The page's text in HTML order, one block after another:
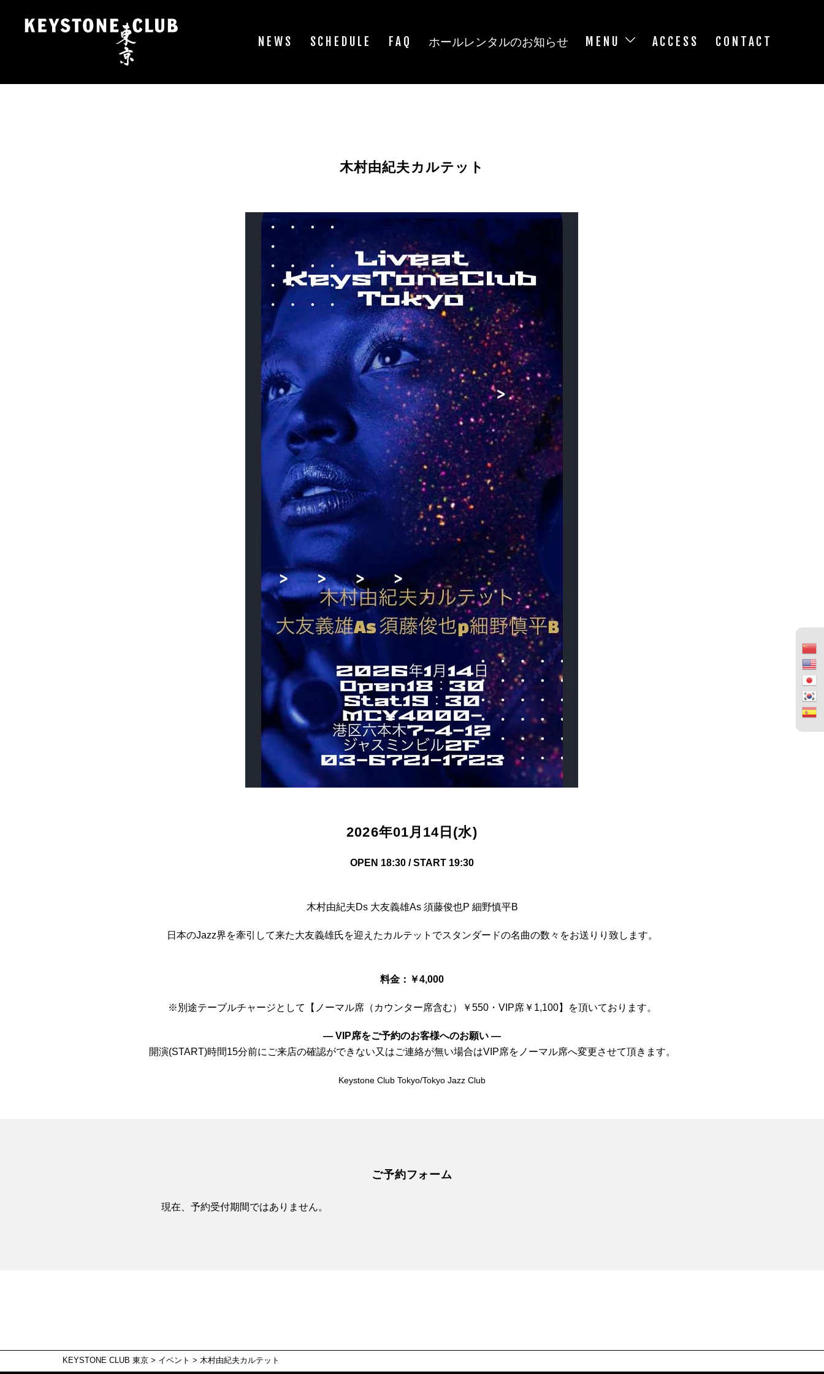
へ
NEWS SCHEDULE FAQ ホールレンタルのお知らせ MENU ACCESS CONTACT
木村由紀夫カルテット
2026年01月14日(水)
OPEN 18:30 / START 19:30
木村由紀夫Ds 大友義雄As 須藤俊也P 細野慎平B
日本のJazz界を牽引して来た大友義雄氏を迎えたカルテットでスタンダードの名曲の数々をお送りり致します。
料金：￥4,000
※別途テーブルチャージとして【ノーマル席（カウンター席含む）￥550・VIP席￥1,100】を頂いております。
— VIP席をご予約のお客様へのお願い —
開演(START)時間15分前にご来店の確認ができない又はご連絡が無い場合はVIP席をノーマル席へ変更させて頂きます。
Keystone Club Tokyo/Tokyo Jazz Club
ご予約フォーム
現在、予約受付期間ではありません。
KEYSTONE CLUB 東京 > イベント > 木村由紀夫カルテット